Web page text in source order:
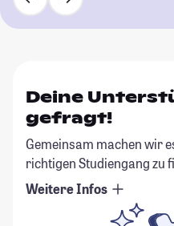
Deine
gefragt!
Gemeinsam machen wir
richtigen Studiengang zu
Weitere Infos